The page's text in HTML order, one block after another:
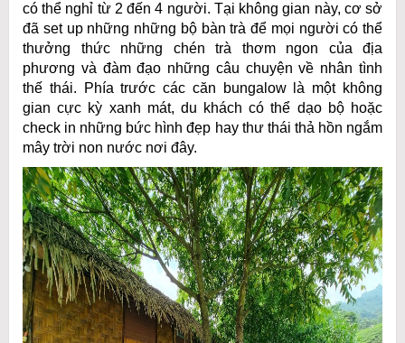
có thể nghỉ từ 2 đến 4 người. Tại không gian này, cơ sở
đã set up những những bộ bàn trà để mọi người có thể
thưởng thức những chén trà thơm ngon của địa
phương và đàm đạo những câu chuyện về nhân tình
thế thái. Phía trước các căn bungalow là một không
gian cực kỳ xanh mát, du khách có thể dạo bộ hoặc
check in những bức hình đẹp hay thư thái thả hồn ngắm
mây trời non nước nơi đây.